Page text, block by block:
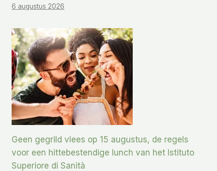
6 augustus 2026
Geen gegrild vlees op 15 augustus, de regels
voor een hittebestendige lunch van het Istituto
Superiore di Sanità